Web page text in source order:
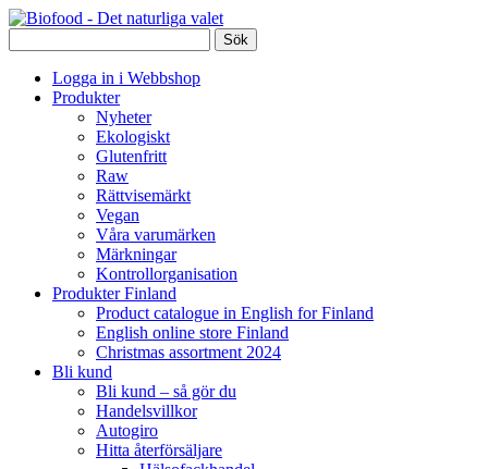
Logga in i Webbshop
Produkter
Nyheter
Ekologiskt
Glutenfritt
Raw
Rättvisemärkt
Vegan
Våra varumärken
Märkningar
Kontrollorganisation
Produkter Finland
Product catalogue in English for Finland
English online store Finland
Christmas assortment 2024
Bli kund
Bli kund – så gör du
Handelsvillkor
Autogiro
Hitta återförsäljare